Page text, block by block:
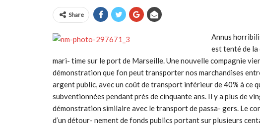
Share
Annus
est tenté de la
mari- time sur le port de Marseille. Une nouvelle compagnie
démonstration que l’on peut transporter nos marchandises
argent public, avec un coût de transport inférieur de 40% à ce
subventionnées pendant près de cinquante ans. Il y a plus de
démonstration similaire avec le transport de passa- gers. Le
d’un détour- nement de fonds publics portant sur plusieurs